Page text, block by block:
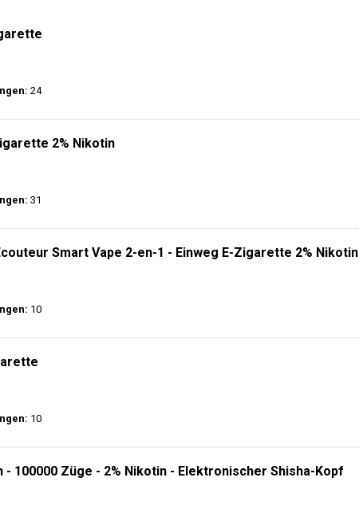
24
2% Nikotin
31
Smart Vape 2-en-1 - Einweg E-Zigarette 2% Nikotin
10
10
- 100000 Züge - 2% Nikotin - Elektronischer Shisha-Kopf